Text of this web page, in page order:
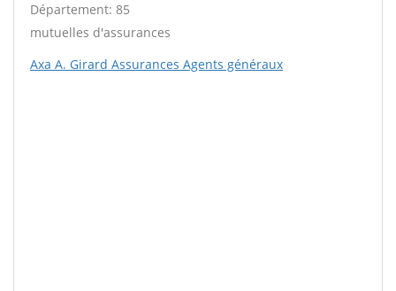
Département: 85
mutuelles d'assurances
Axa A. Girard Assurances Agents généraux